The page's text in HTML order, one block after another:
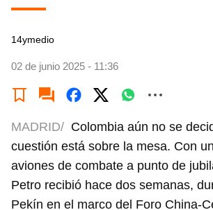
14ymedio
02 de junio 2025 - 11:36
MADRID/ Colombia aún no se
cuestión está sobre la mesa. Con
aviones de combate a punto de
Petro recibió hace dos semanas,
Pekín en el marco del Foro China-